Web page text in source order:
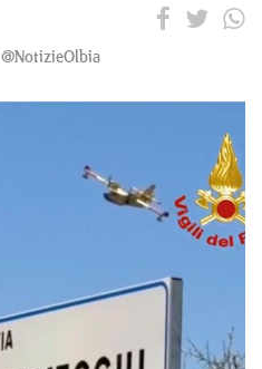
@NotizieOlbia